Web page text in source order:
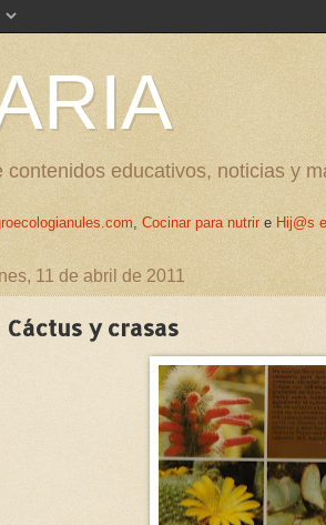
educativos, noticias y
, Cocinar para nutrir e Hij@s
11 de abril de 2011
Cáctus y crasas